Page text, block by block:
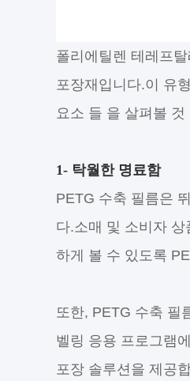
폴리에틸렌 테레프
포장재입니다.이 유
요소 들 을 살펴볼 것
1- 탁월한 명료함
PETG 수축 필름은
다.소매 및 소비자
하게 볼 수 있도록
또한, PETG 수축 필
벨링 응용 프로그램
포장 솔루션을 제공